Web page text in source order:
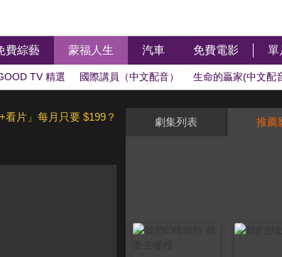
費綜藝 蒙福人生 汽車 免費電影 單
TV 精選 國際講員（中文配音） 生命的贏家(中文配
+看片」每月只要 $199？ 劇集列表 推薦